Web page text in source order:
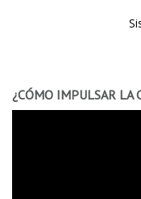
¿CÓMO IMPULSAR LA